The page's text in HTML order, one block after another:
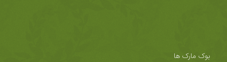
بوک مارک ها